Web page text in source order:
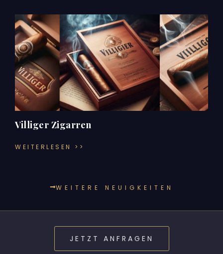
Villiger Zigarren
WEITERLESEN >>
WEITERE NEUIGKEITEN
JETZT ANFRAGEN